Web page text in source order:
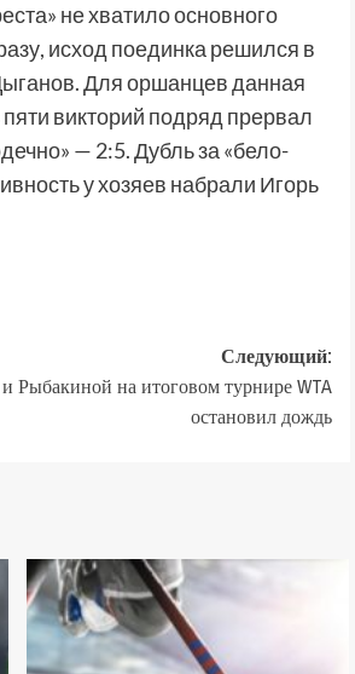
не хватило основного
исход поединка решился в
Для оршанцев данная
викторий подряд прервал
— 2:5. Дубль за «бело-
у хозяев набрали Игорь
Следующий:
Рыбакиной на итоговом турнире WTA
остановил дождь